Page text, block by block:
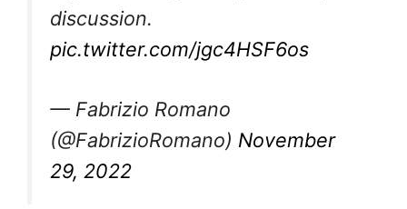
discussion.
pic.twitter.com/jgc4HSF6os
— Fabrizio Romano
(@FabrizioRomano) November
29, 2022